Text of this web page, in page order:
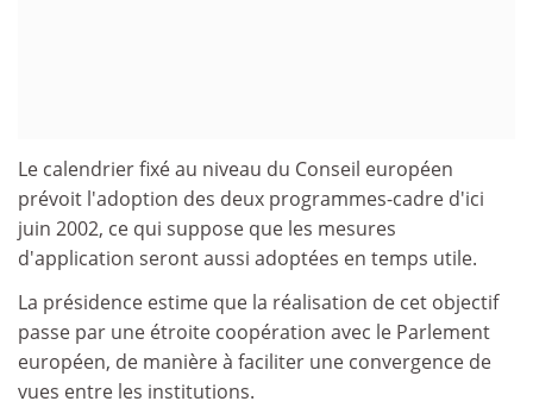
Le calendrier fixé au niveau du Conseil européen
prévoit l'adoption des deux programmes-cadre d'ici
juin 2002, ce qui suppose que les mesures
d'application seront aussi adoptées en temps utile.
La présidence estime que la réalisation de cet objectif
passe par une étroite coopération avec le Parlement
européen, de manière à faciliter une convergence de
vues entre les institutions.